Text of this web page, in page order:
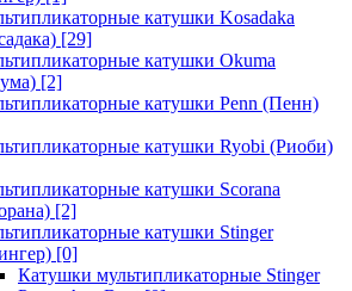
катушки Kosadaka
[29]
катушки Okuma
[2]
катушки Penn (Пенн)
катушки Ryobi (Риоби)
катушки Scorana
[2]
катушки Stinger
[0]
Катушки мультипликаторные Stinger